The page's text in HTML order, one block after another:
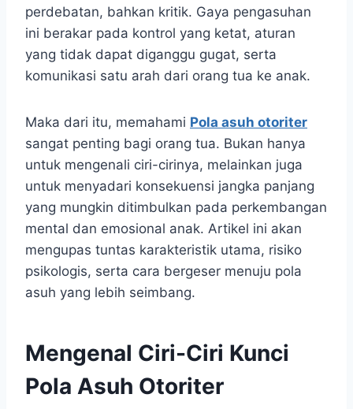
perdebatan, bahkan kritik. Gaya pengasuhan
ini berakar pada kontrol yang ketat, aturan
yang tidak dapat diganggu gugat, serta
komunikasi satu arah dari orang tua ke anak.
Maka dari itu, memahami Pola asuh otoriter
sangat penting bagi orang tua. Bukan hanya
untuk mengenali ciri-cirinya, melainkan juga
untuk menyadari konsekuensi jangka panjang
yang mungkin ditimbulkan pada perkembangan
mental dan emosional anak. Artikel ini akan
mengupas tuntas karakteristik utama, risiko
psikologis, serta cara bergeser menuju pola
asuh yang lebih seimbang.
Mengenal Ciri-Ciri Kunci
Pola Asuh Otoriter